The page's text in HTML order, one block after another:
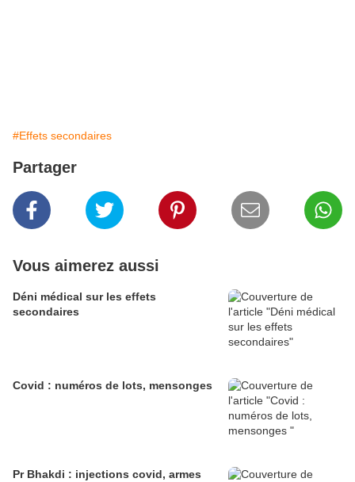
#Effets secondaires
Partager
Vous aimerez aussi
Déni médical sur les effets
secondaires
Covid : numéros de lots, mensonges
Pr Bhakdi : injections covid, armes